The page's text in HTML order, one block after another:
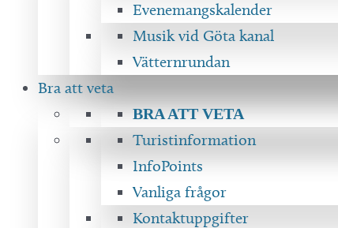
Evenemangskalender
Musik vid Göta kanal
Vätternrundan
Bra att veta
BRA ATT VETA
Turistinformation
InfoPoints
Vanliga frågor
Kontaktuppgifter